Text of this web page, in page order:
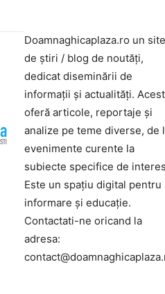
Doamnaghicaplaza.ro un site
de știri / blog de noutăți,
dedicat diseminării de
informații și actualități.
oferă articole, reportaje și
analize pe teme diverse, de
evenimente curente la
subiecte specifice de
Este un spațiu digital pentru
informare și educație.
Contactati-ne oricand la
adresa: